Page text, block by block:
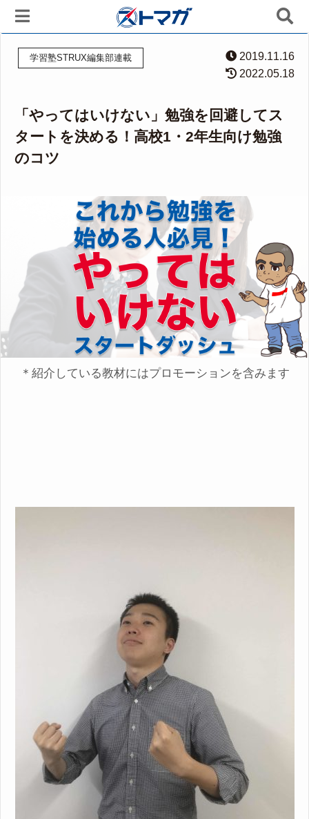
学習塾STRUX編集部連載
2019.11.16
2022.05.18
「やってはいけない」勉強を回避してス
タートを決める！高校1・2年生向け勉強
のコツ
＊紹介している教材にはプロモーションを含みます